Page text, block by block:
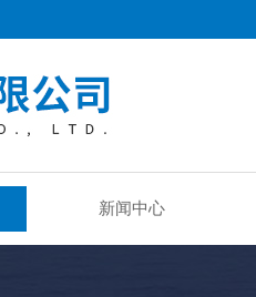
新闻中心